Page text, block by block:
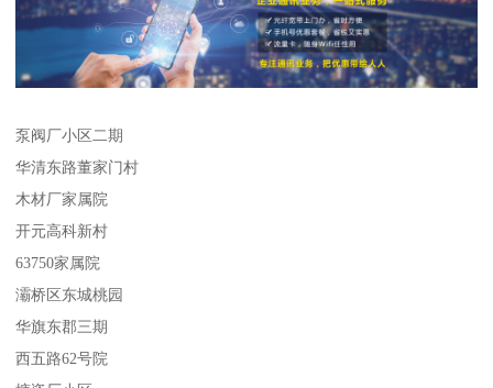
泵阀厂小区二期
华清东路董家门村
木材厂家属院
开元高科新村
63750家属院
灞桥区东城桃园
华旗东郡三期
西五路62号院